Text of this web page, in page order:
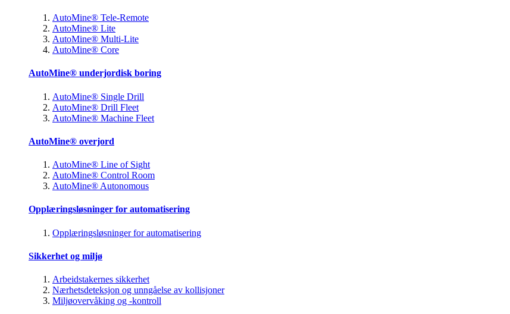
AutoMine® Tele-Remote
AutoMine® Lite
AutoMine® Multi-Lite
AutoMine® Core
AutoMine® underjordisk boring
AutoMine® Single Drill
AutoMine® Drill Fleet
AutoMine® Machine Fleet
AutoMine® overjord
AutoMine® Line of Sight
AutoMine® Control Room
AutoMine® Autonomous
Opplæringsløsninger for automatisering
Opplæringsløsninger for automatisering
Sikkerhet og miljø
Arbeidstakernes sikkerhet
Nærhetsdeteksjon og unngåelse av kollisjoner
Miljøovervåking og -kontroll